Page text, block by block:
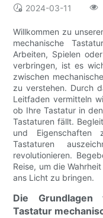
2024-03-11
Willkommen zu
mechanische
Arbeiten, Spielen
verbringen, ist es
zwischen
zu verstehen. Durch
Leitfaden vermitteln
ob Ihre Tastatur in
Tastaturen fällt.
und Eigenschaften
Tastaturen
revolutionieren.
Reise, um die
ans Licht zu bringen.
Die
Tastatur